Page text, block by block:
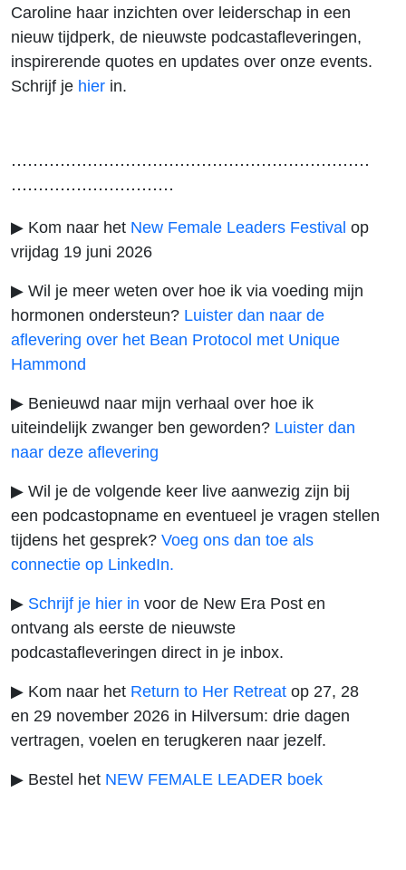
Caroline haar inzichten over leiderschap in een
nieuw tijdperk, de nieuwste podcastafleveringen,
inspirerende quotes en updates over onze events.
Schrijf je hier in.
⋯⋯⋯⋯⋯⋯⋯⋯⋯⋯⋯⋯⋯⋯⋯⋯⋯⋯⋯⋯⋯⋯
⋯⋯⋯⋯⋯⋯⋯⋯⋯⋯
▶ Kom naar het New Female Leaders Festival op
vrijdag 19 juni 2026
▶ Wil je meer weten over hoe ik via voeding mijn
hormonen ondersteun? Luister dan naar de
aflevering over het Bean Protocol met Unique
Hammond
▶ Benieuwd naar mijn verhaal over hoe ik
uiteindelijk zwanger ben geworden? Luister dan
naar deze aflevering
▶ Wil je de volgende keer live aanwezig zijn bij
een podcastopname en eventueel je vragen stellen
tijdens het gesprek? Voeg ons dan toe als
connectie op LinkedIn.
▶ Schrijf je hier in voor de New Era Post en
ontvang als eerste de nieuwste
podcastafleveringen direct in je inbox.
▶ Kom naar het Return to Her Retreat op 27, 28
en 29 november 2026 in Hilversum: drie dagen
vertragen, voelen en terugkeren naar jezelf.
▶ Bestel het NEW FEMALE LEADER boek